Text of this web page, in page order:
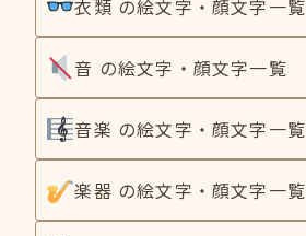
衣類 の絵文字・顔文字一覧
音 の絵文字・顔文字一覧
音楽 の絵文字・顔文字一覧
楽器 の絵文字・顔文字一覧